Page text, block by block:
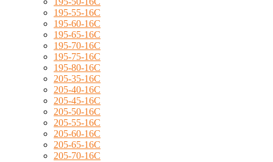
195-55-16C
195-60-16C
195-65-16C
195-70-16C
195-75-16C
195-80-16C
205-35-16C
205-40-16C
205-45-16C
205-50-16C
205-55-16C
205-60-16C
205-65-16C
205-70-16C